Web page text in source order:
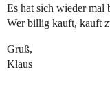
Es hat sich wieder mal
Wer billig kauft, kauft
Gruß,
Klaus